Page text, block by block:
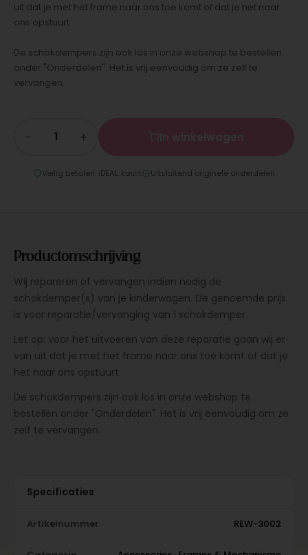
uit dat je met het frame naar ons toe komt of dat je het naar
ons opstuurt.
De schokdempers zijn ook los in onze webshop te bestellen
onder "Onderdelen". Het is vrij eenvoudig om ze zelf te
vervangen.
− +
Veilig betalen: iDEAL, kaart Uitsluitend originele onderdelen
Productomschrijving
Wij repareren of vervangen indien nodig de
schokdemper(s) van je kinderwagen. De genoemde prijs
is voor reparatie/vervanging van 1 schokdemper.
Let op: voor het uitvoeren van deze reparatie gaan wij er
van uit dat je met het frame naar ons toe komt of dat je
het naar ons opstuurt.
De schokdempers zijn ook los in onze webshop te
bestellen onder "Onderdelen". Het is vrij eenvoudig om ze
zelf te vervangen.
Specificaties
Artikelnummer REW-3002